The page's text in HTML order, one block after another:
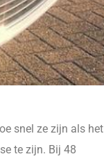
snel ze zijn als het
te zijn. Bij 48